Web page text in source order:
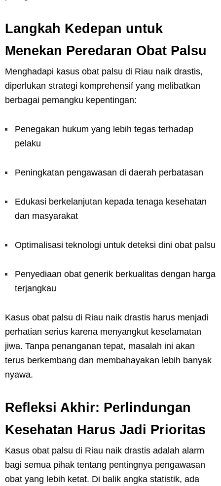
Langkah Kedepan untuk
Menekan Peredaran Obat Palsu
Menghadapi kasus obat palsu di Riau naik drastis,
diperlukan strategi komprehensif yang melibatkan
berbagai pemangku kepentingan:
Penegakan hukum yang lebih tegas terhadap
pelaku
Peningkatan pengawasan di daerah perbatasan
Edukasi berkelanjutan kepada tenaga kesehatan
dan masyarakat
Optimalisasi teknologi untuk deteksi dini obat palsu
Penyediaan obat generik berkualitas dengan harga
terjangkau
Kasus obat palsu di Riau naik drastis harus menjadi
perhatian serius karena menyangkut keselamatan
jiwa. Tanpa penanganan tepat, masalah ini akan
terus berkembang dan membahayakan lebih banyak
nyawa.
Refleksi Akhir: Perlindungan
Kesehatan Harus Jadi Prioritas
Kasus obat palsu di Riau naik drastis adalah alarm
bagi semua pihak tentang pentingnya pengawasan
obat yang lebih ketat. Di balik angka statistik, ada